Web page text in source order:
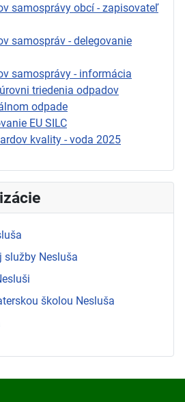
samosprávy obcí - zapisovateľ
samospráv - delegovanie
samosprávy - informácia
triedenia odpadov
odpade
EU SILC
kvality - voda 2025
služby Nesluša
školou Nesluša